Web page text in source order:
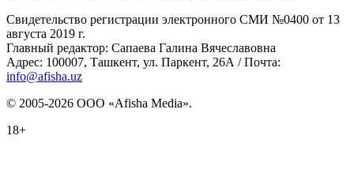
Свидетельство регистрации электронного СМИ №0400 от 13
августа 2019 г.
Главный редактор: Сапаева Галина Вячеславовна
Адрес: 100007, Ташкент, ул. Паркент, 26А / Почта:
info@afisha.uz
© 2005-2026 ООО «Afisha Media».
18+